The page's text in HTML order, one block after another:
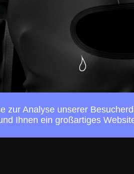
zur Analyse unserer
Ihnen ein großartiges